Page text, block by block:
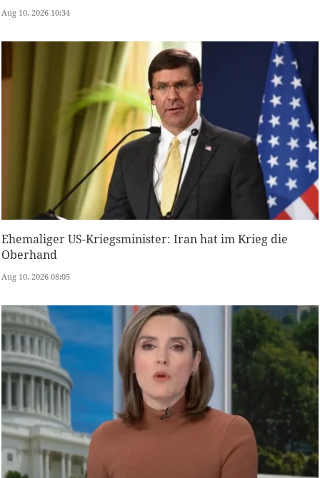
Aug 10, 2026 10:34
Ehemaliger US-Kriegsminister: Iran hat im Krieg die
Oberhand
Aug 10, 2026 08:05